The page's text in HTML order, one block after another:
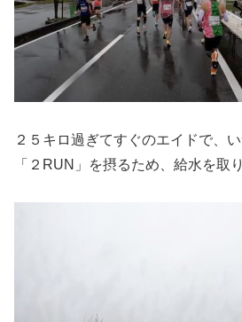
２５キロ過ぎてすぐのエイドで、
「２RUN」を摂るため、給水を取